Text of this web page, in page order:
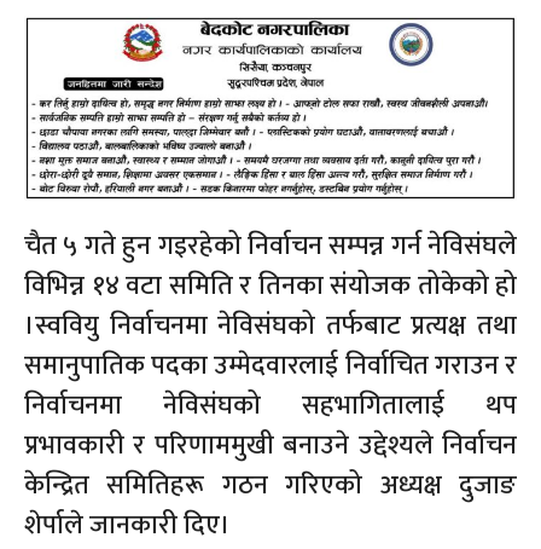
चैत ५ गते हुन गइरहेको निर्वाचन सम्पन्न गर्न नेविसंघले
विभिन्न १४ वटा समिति र तिनका संयोजक तोकेको हो
।स्ववियु निर्वाचनमा नेविसंघको तर्फबाट प्रत्यक्ष तथा
समानुपातिक पदका उम्मेदवारलाई निर्वाचित गराउन र
निर्वाचनमा नेविसंघको सहभागितालाई थप
प्रभावकारी र परिणाममुखी बनाउने उद्देश्यले निर्वाचन
केन्द्रित समितिहरू गठन गरिएको अध्यक्ष दुजाङ
शेर्पाले जानकारी दिए।